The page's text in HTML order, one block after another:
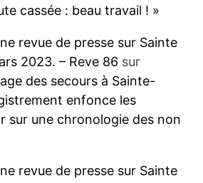
cassée : beau travail ! »
revue de presse sur Sainte
2023. – Reve 86 sur
des secours à Sainte-
enfonce les
sur une chronologie des non
revue de presse sur Sainte